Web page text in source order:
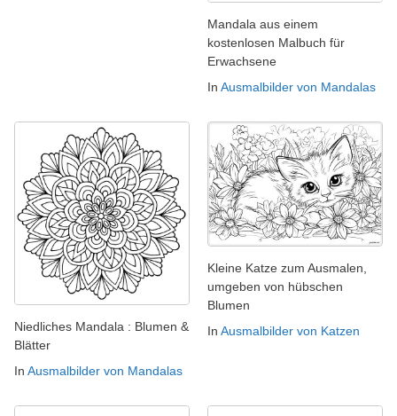
Mandala aus einem
kostenlosen Malbuch für
Erwachsene
In Ausmalbilder von Mandalas
Niedliches Mandala : Blumen &
Blätter
In Ausmalbilder von Mandalas
Kleine Katze zum Ausmalen,
umgeben von hübschen
Blumen
In Ausmalbilder von Katzen